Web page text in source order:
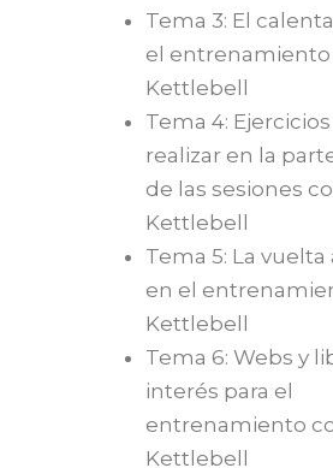
Tema 3: El
el entrenamiento
Kettlebell
Tema 4:
realizar en la
de las sesiones
Kettlebell
Tema 5: La vuelta
en el
Kettlebell
Tema 6: Webs y
interés para el
entrenamiento
Kettlebell